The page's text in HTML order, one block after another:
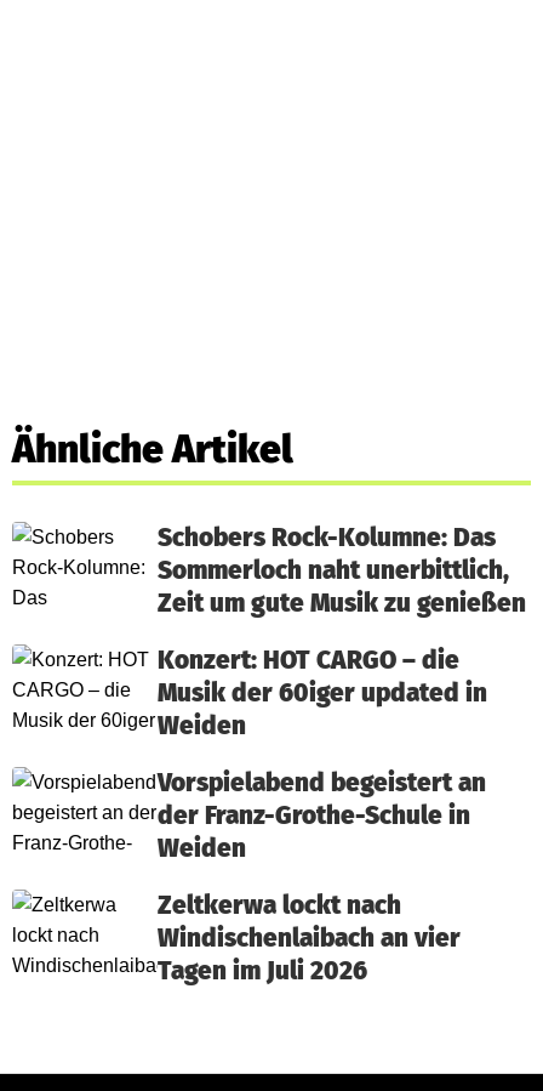
Ähnliche Artikel
Schobers Rock-Kolumne: Das
Sommerloch naht unerbittlich,
Zeit um gute Musik zu genießen
Konzert: HOT CARGO – die
Musik der 60iger updated in
Weiden
Vorspielabend begeistert an
der Franz-Grothe-Schule in
Weiden
Zeltkerwa lockt nach
Windischenlaibach an vier
Tagen im Juli 2026